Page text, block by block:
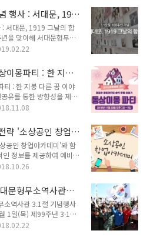
- 골~인..
를 활용한 교육입니다.
인트(PPT), 동영상을 이
이용한 심폐소생술 실습
△ 하임리히법 시범 및
폐소생술, 자동심장충격
구보건소 의약과 방문 및
행사 : 서대문, 1919
서대문, 1919 그날의 함
을 맞이해 서대문형무소
했습니다. 오는 3월 1일에
때보다도 특별하고 의미
? 서대문, 1919 그날의
시 : 2019. 3. 1.(금) 오전
역사관 ● 주요 프로그램
운 독립선언서 낭독 - 3.1
이몽파티 : 한 지붕
: 한 지붕 다른 꿈 이야
유를 통한 방향성을 제시
공유 네트워크 구축, 활
다른 꿈 이야기"입니다.
~^^ 2018 신촌 청년창업
11월 20일 오후 7시 ~
● 참가대상 : 창업에 관심
이스 오뉴월(서준호, 강
201..
략 '소상공인 창업
공인 창업아카데미'와 함
정보를 제공하여 예비창
경영 개선에 도움이 되
채널별 성공전략 등 다양
하반기 소상공인 창업아
) ~ 선착순 모집 ● 모집
) ● 모집방법 ① 인터넷 신
트 ☞
문형무소역사관
소역사관 3.1절 기념행사
1일(목) 제99주년 3·1절
료로 개방하여 "서대문,